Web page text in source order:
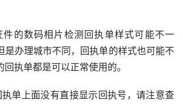
件的数码相片检测回执单样式可能不一
是办理城市不同，回执单的样式也可能不
执单都是可以正常使用的。
执单上面没有直接显示回执号，请注意查